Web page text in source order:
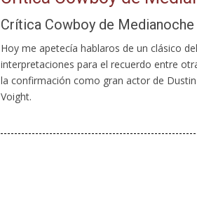
Crítica Cowboy de Medianoche
Hoy me apetecía hablaros de un clásico
interpretaciones para el recuerdo entre
la confirmación como gran actor de
Voight.